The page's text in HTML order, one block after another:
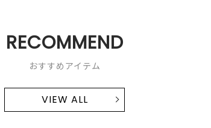
RECOMMEND
おすすめアイテム
VIEW ALL